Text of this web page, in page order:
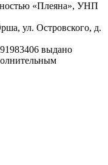
«Плеяна», УНП
ул. Островского, д.
выдано